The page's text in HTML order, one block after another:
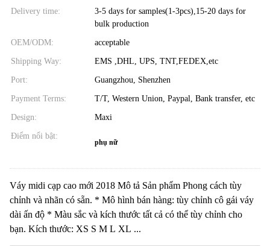
Delivery time:
3-5 days for samples(1-3pcs),15-20 days for
bulk production
OEM/ODM: acceptable
Shipping Way: EMS ,DHL, UPS, TNT,FEDEX,etc
Port: Guangzhou, Shenzhen
Payment Terms: T/T, Western Union, Paypal, Bank transfer, etc
Design: Maxi
Điểm nổi bật:
phụ nữ
Váy midi cạp cao mới 2018 Mô tả Sản phẩm Phong cách tùy
chỉnh và nhãn có sẵn. * Mô hình bán hàng: tùy chỉnh cô gái váy
dài ấn độ * Màu sắc và kích thước tất cả có thể tùy chỉnh cho
bạn. Kích thước: XS S M L XL ...